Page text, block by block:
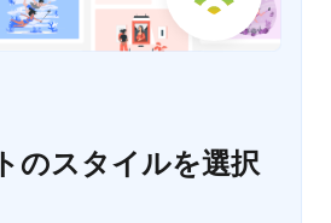
のスタイルを選択